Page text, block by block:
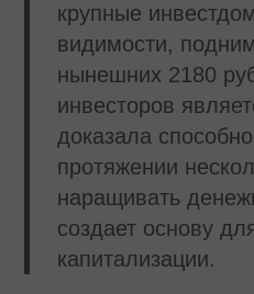
крупные
видимости,
нынешних 2180
инвесторов
доказала
протяжении
наращивать
создает основу
капитализации.